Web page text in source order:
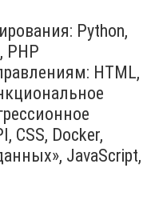
Python,
PHP
HTML,
CSS, Docker,
JavaScript,